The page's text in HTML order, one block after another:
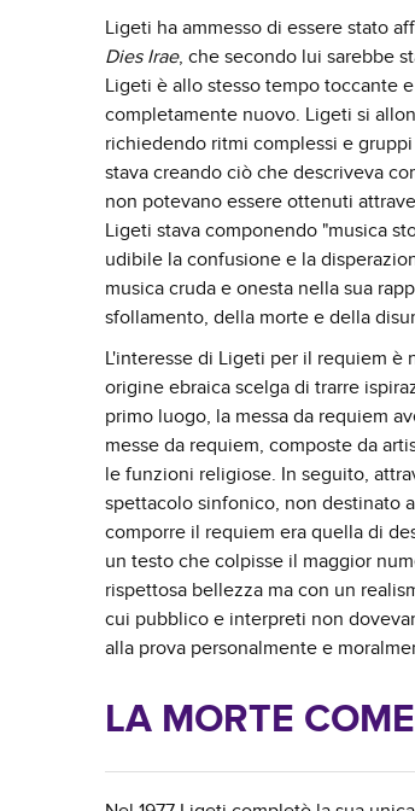
Ligeti ha ammesso di essere stato
Dies Irae, che secondo lui sarebbe
Ligeti è allo stesso tempo toccante
completamente nuovo. Ligeti si
richiedendo ritmi complessi e
stava creando ciò che descriveva
non potevano essere ottenuti
Ligeti stava componendo "musica
udibile la confusione e la
musica cruda e onesta nella sua
sfollamento, della morte e della
L'interesse di Ligeti per il requiem è
origine ebraica scelga di trarre
primo luogo, la messa da requiem
messe da requiem, composte da
le funzioni religiose. In seguito,
spettacolo sinfonico, non destinato
comporre il requiem era quella di
un testo che colpisse il maggior
rispettosa bellezza ma con un
cui pubblico e interpreti non
alla prova personalmente e
LA MORTE